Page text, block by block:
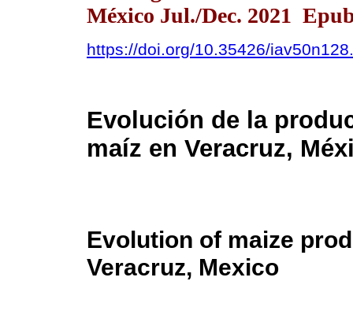
México Jul./Dec. 2021
https://doi.org/10.35426/
Evolución de la
maíz en Veracruz,
Evolution of maize
Veracruz, Mexico